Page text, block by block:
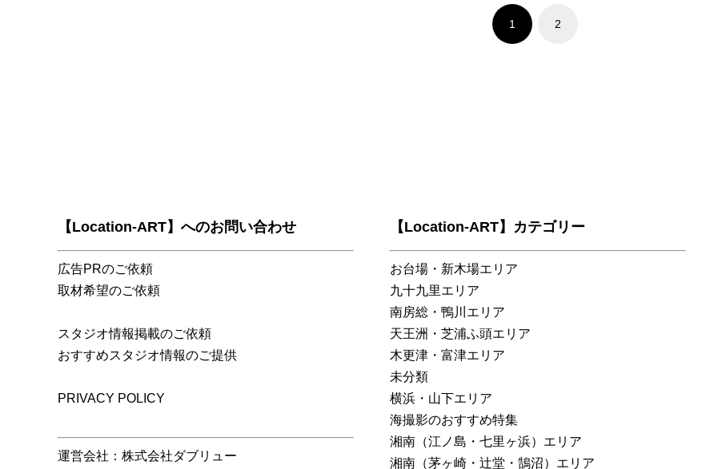
1 2
【Location-ART】へのお問い合わせ
広告PRのご依頼
取材希望のご依頼
スタジオ情報掲載のご依頼
おすすめスタジオ情報のご提供
PRIVACY POLICY
運営会社：株式会社ダブリュー
【Location-ART】カテゴリー
お台場・新木場エリア
九十九里エリア
南房総・鴨川エリア
天王洲・芝浦ふ頭エリア
木更津・富津エリア
未分類
横浜・山下エリア
海撮影のおすすめ特集
湘南（江ノ島・七里ヶ浜）エリア
湘南（茅ヶ崎・辻堂・鵠沼）エリア